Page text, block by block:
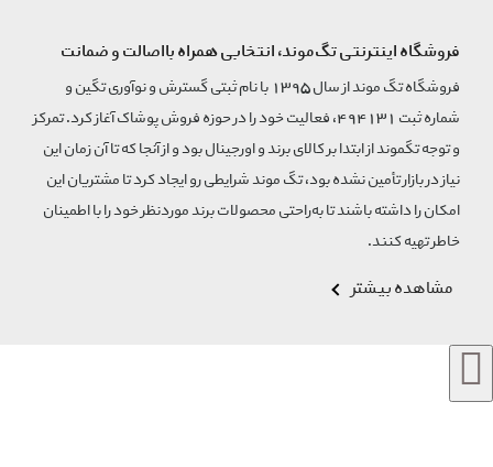
فروشگاه اینترنتی تگ‌موند، انتخابی همراه بااصالت و ضمانت
فروشگاه تگ موند از سال 1395 با نام ثبتی گسترش و نوآوری تگین و
شماره ثبت 494131، فعالیت خود را در حوزه فروش پوشاک آغاز کرد. تمرکز
و توجه تگموند از ابتدا بر کالای برند و اورجینال بود و از آنجا که تا آن زمان این
نیاز در بازار تأمین نشده بود، تگ موند شرایطی رو ایجاد کرد تا مشتریان این
امکان را داشته باشند تا به‌راحتی محصولات برند مورد‌نظر خود را با اطمینان
خاطر تهیه کنند.
مشاهده بیشتر